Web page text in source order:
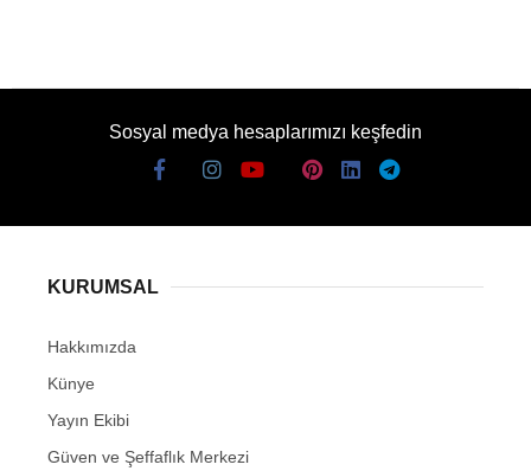
Sosyal medya hesaplarımızı keşfedin
KURUMSAL
Hakkımızda
Künye
Yayın Ekibi
Güven ve Şeffaflık Merkezi